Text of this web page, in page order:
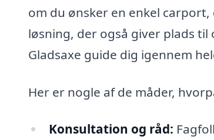
om du ønsker en enkel
løsning, der også giver plads
Gladsaxe guide dig igennem
Her er nogle af de måder,
Konsultation og råd: